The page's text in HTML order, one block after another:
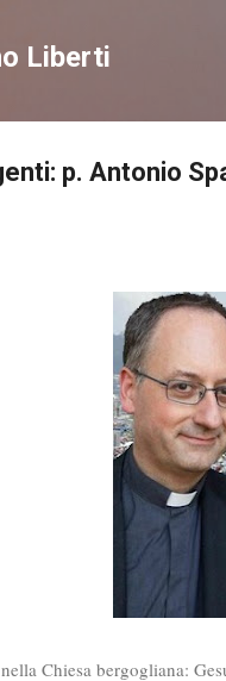
Liberti
p. Antonio
Chiesa bergogliana: